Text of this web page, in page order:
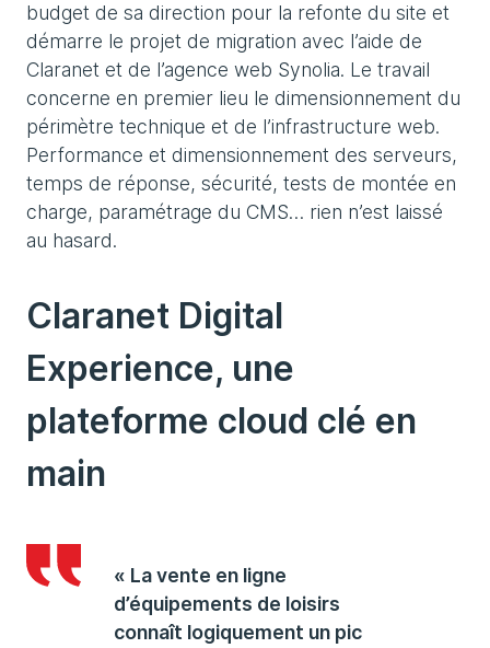
budget de sa direction pour la refonte du site et
démarre le projet de migration avec l’aide de
Claranet et de l’agence web Synolia. Le travail
concerne en premier lieu le dimensionnement du
périmètre technique et de l’infrastructure web.
Performance et dimensionnement des serveurs,
temps de réponse, sécurité, tests de montée en
charge, paramétrage du CMS… rien n’est laissé
au hasard.
Claranet Digital
Experience, une
plateforme cloud clé en
main
« La vente en ligne
d’équipements de loisirs
connaît logiquement un pic